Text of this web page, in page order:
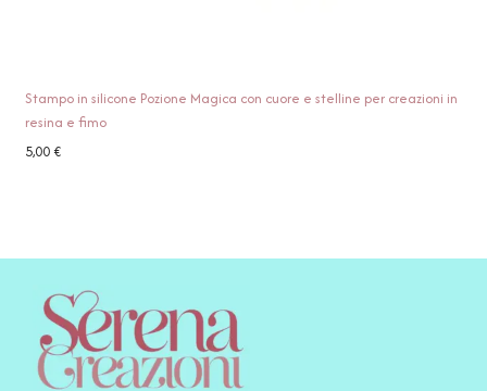
Stampo in silicone Pozione Magica con cuore e stelline per creazioni in
resina e fimo
5,00€